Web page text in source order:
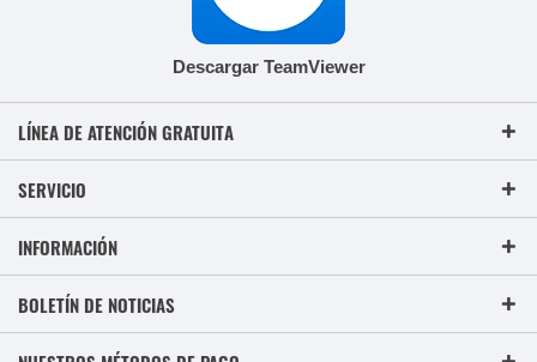
Descargar TeamViewer
LÍNEA DE ATENCIÓN GRATUITA
SERVICIO
INFORMACIÓN
BOLETÍN DE NOTICIAS